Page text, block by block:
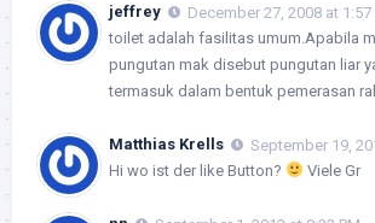
jeffrey
December 27, 2008 at 1:57
toilet adalah fasilitas umum.Apabila
pungutan mak disebut pungutan liar
termasuk dalam bentuk pemerasan
Matthias Krells
September 19,
Hi wo ist der like Button?
Viele Gr